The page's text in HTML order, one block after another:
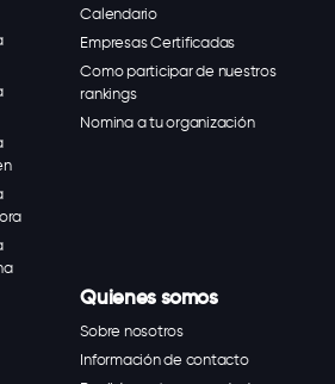
Calendario
Empresas Certificadas
Como participar de nuestros
rankings
Nomina a tu organización
Quienes somos
Sobre nosotros
Información de contacto